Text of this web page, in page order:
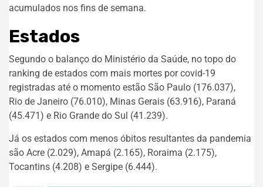
acumulados nos fins de semana.
Estados
Segundo o balanço do Ministério da Saúde, no topo do
ranking de estados com mais mortes por covid-19
registradas até o momento estão São Paulo (176.037),
Rio de Janeiro (76.010), Minas Gerais (63.916), Paraná
(45.471) e Rio Grande do Sul (41.239).
Já os estados com menos óbitos resultantes da pandemia
são Acre (2.029), Amapá (2.165), Roraima (2.175),
Tocantins (4.208) e Sergipe (6.444).